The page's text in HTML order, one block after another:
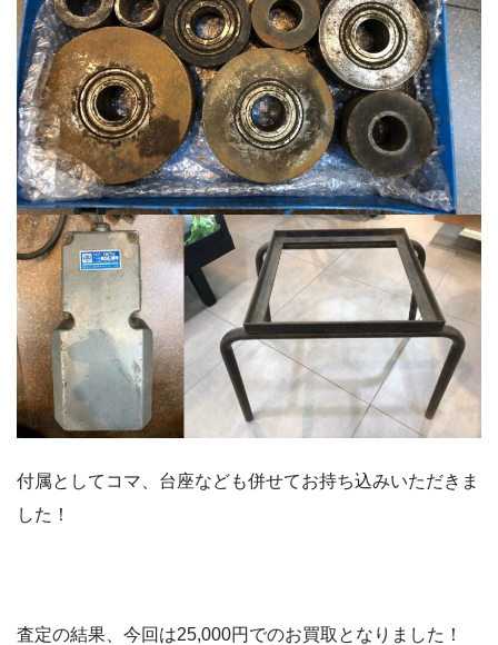
付属としてコマ、台座なども併せてお持ち込みいただきま
した！
査定の結果、今回は25,000円でのお買取となりました！